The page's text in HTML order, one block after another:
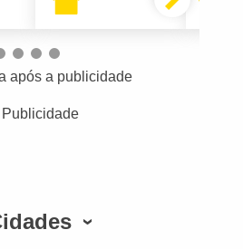
após a publicidade
Publicidade